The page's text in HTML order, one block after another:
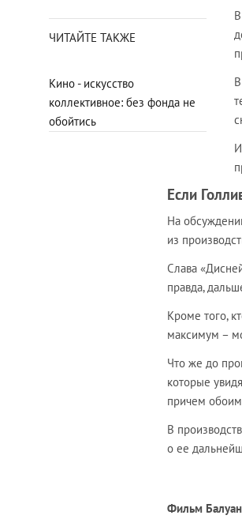
ЧИТАЙТЕ ТАКЖЕ
Кино - искусство
коллективное: без фонда не
обойтись
Если
На
из
Слава
правда,
Кроме того,
максимум –
Что же до
которые
причем
В
о ее
Фильм